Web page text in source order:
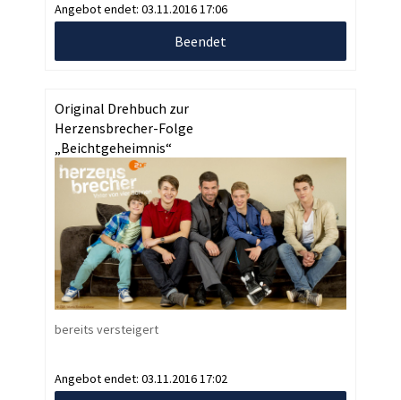
Angebot endet: 03.11.2016 17:06
Beendet
Original Drehbuch zur
Herzensbrecher-Folge
„Beichtgeheimnis“
bereits versteigert
Angebot endet: 03.11.2016 17:02